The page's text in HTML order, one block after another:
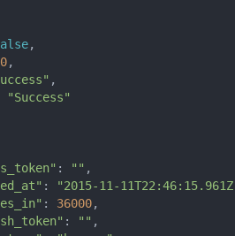
,
,
,
"Success"
: "" ,
:
"2015-11-
: 36000,
: "" ,